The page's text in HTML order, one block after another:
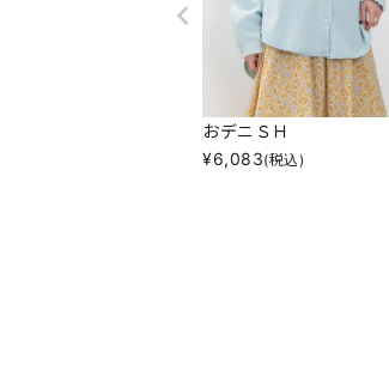
おデニＳＨ
¥6,083(税込)